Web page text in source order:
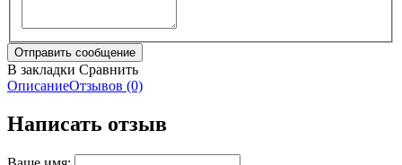
В закладки Сравнить
ОписаниеОтзывов (0)
Написать отзыв